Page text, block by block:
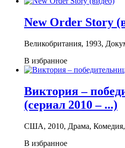
New Order Story
Великобритания, 1993,
В избранное
Виктория –
(сериал 2010 – ...)
США, 2010, Драма,
В избранное